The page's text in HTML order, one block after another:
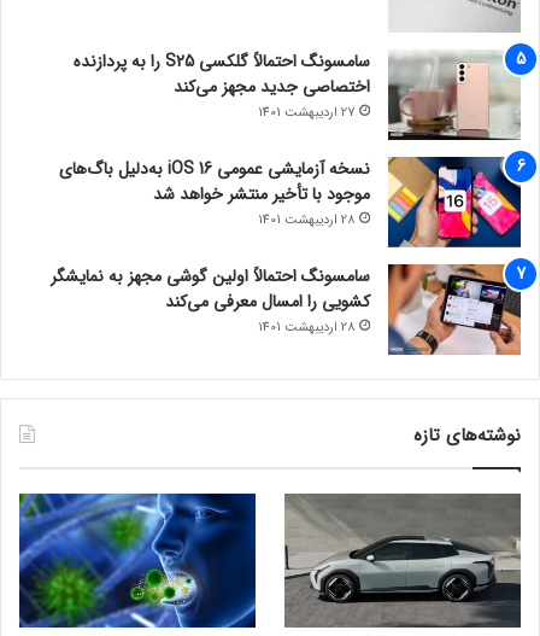
سامسونگ احتمالاً گلکسی S25 را به پردازنده
اختصاصی جدید مجهز می‌کند
27 اردیبهشت 1401
نسخه آزمایشی عمومی iOS 16 به‌دلیل باگ‌های
موجود با تأخیر منتشر خواهد شد
28 اردیبهشت 1401
سامسونگ احتمالاً اولین گوشی مجهز به نمایشگر
کشویی را امسال معرفی می‌کند
28 اردیبهشت 1401
نوشته‌های تازه